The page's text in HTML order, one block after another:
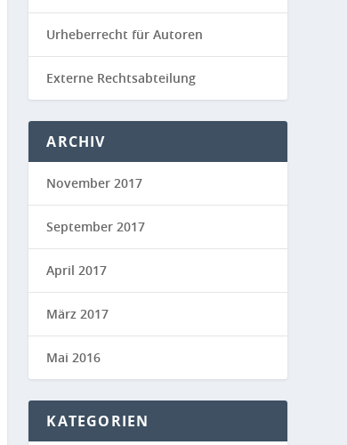
Urheberrecht für Autoren
Externe Rechtsabteilung
ARCHIV
November 2017
September 2017
April 2017
März 2017
Mai 2016
KATEGORIEN